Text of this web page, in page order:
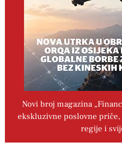
Novi broj magazina
ekskluzivne poslovne
regije i